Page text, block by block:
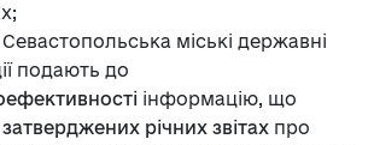
Севастопольська міські державні
подають до
інформацію, що
затверджених річних звітах про